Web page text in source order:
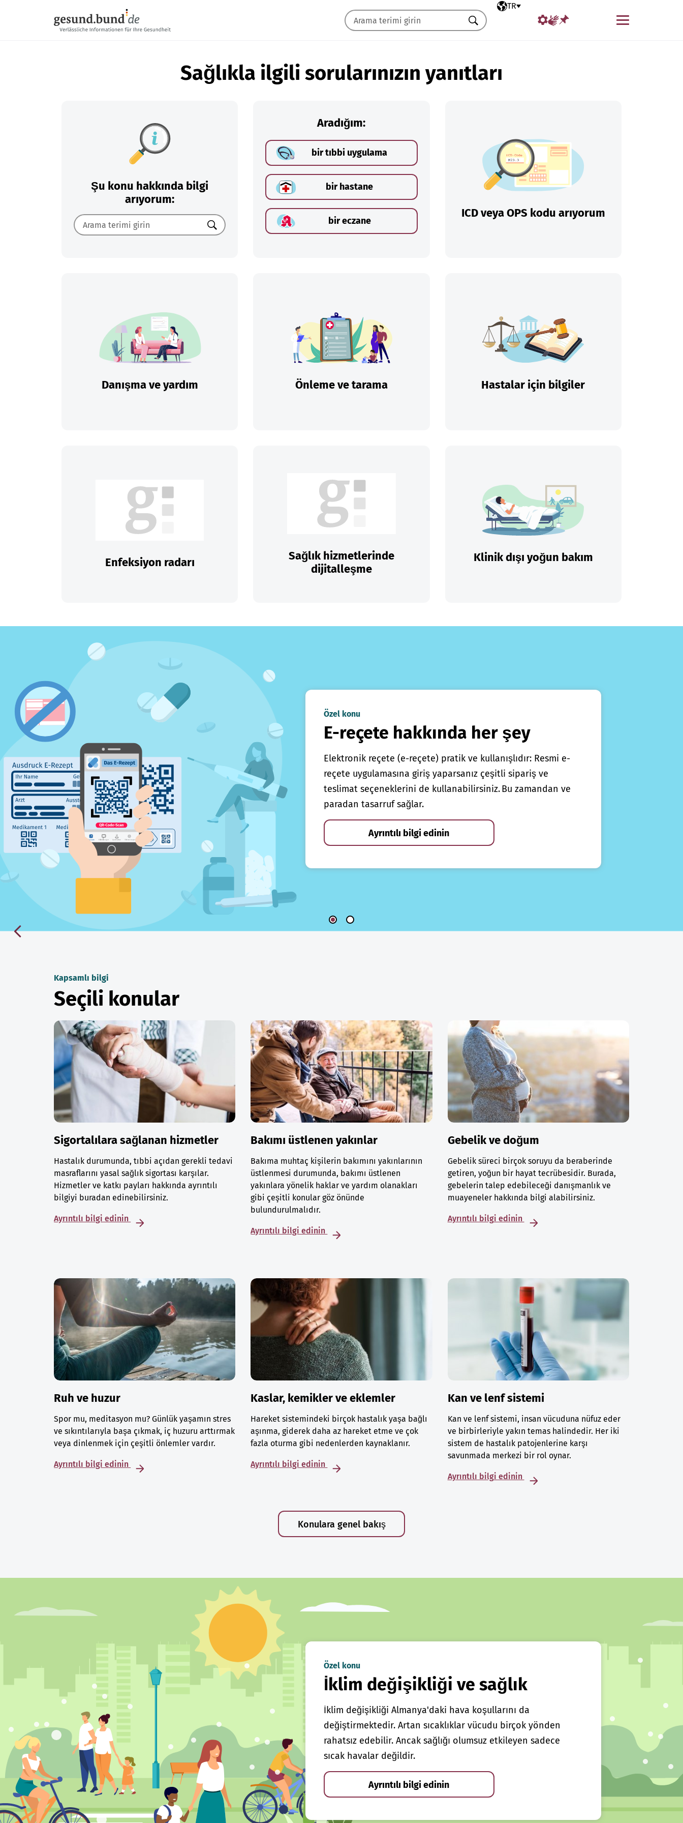
Seçili dil
TR
Menü
Ara
Sağlıkla ilgili sorularınızın yanıtları
Şu konu hakkında bilgi
arıyorum:
Ara
Aradığım:
bir tıbbi uygulama
bir hastane
bir eczane
ICD veya OPS kodu arıyorum
Danışma ve yardım Önleme ve tarama Hastalar için bilgiler
Enfeksiyon radarı
Sağlık hizmetlerinde
dijitalleşme
Klinik dışı yoğun bakım
Özel konu
E-reçete hakkında her şey
Elektronik reçete (e-reçete) pratik ve kullanışlıdır: Resmi e-
reçete uygulamasına giriş yaparsanız çeşitli sipariş ve
teslimat seçeneklerini de kullanabilirsiniz. Bu zamandan ve
paradan tasarruf sağlar.
Ayrıntılı bilgi edinin
Kapsamlı bilgi
Seçili konular
Sigortalılara sağlanan hizmetler
Hastalık durumunda, tıbbi açıdan gerekli tedavi
masraflarını yasal sağlık sigortası karşılar.
Hizmetler ve katkı payları hakkında ayrıntılı
bilgiyi buradan edinebilirsiniz.
Ayrıntılı bilgi edinin
Bakımı üstlenen yakınlar
Bakıma muhtaç kişilerin bakımını yakınlarının
üstlenmesi durumunda, bakımı üstlenen
yakınlara yönelik haklar ve yardım olanakları
gibi çeşitli konular göz önünde
bulundurulmalıdır.
Ayrıntılı bilgi edinin
Gebelik ve doğum
Gebelik süreci birçok soruyu da beraberinde
getiren, yoğun bir hayat tecrübesidir. Burada,
gebelerin talep edebileceği danışmanlık ve
muayeneler hakkında bilgi alabilirsiniz.
Ayrıntılı bilgi edinin
Ruh ve huzur
Spor mu, meditasyon mu? Günlük yaşamın stres
ve sıkıntılarıyla başa çıkmak, iç huzuru arttırmak
veya dinlenmek için çeşitli önlemler vardır.
Ayrıntılı bilgi edinin
Kaslar, kemikler ve eklemler
Hareket sistemindeki birçok hastalık yaşa bağlı
aşınma, giderek daha az hareket etme ve çok
fazla oturma gibi nedenlerden kaynaklanır.
Ayrıntılı bilgi edinin
Kan ve lenf sistemi
Kan ve lenf sistemi, insan vücuduna nüfuz eder
ve birbirleriyle yakın temas halindedir. Her iki
sistem de hastalık patojenlerine karşı
savunmada merkezi bir rol oynar.
Ayrıntılı bilgi edinin
Konulara genel bakış
Özel konu
İklim değişikliği ve sağlık
İklim değişikliği Almanya'daki hava koşullarını da
değiştirmektedir. Artan sıcaklıklar vücudu birçok yönden
rahatsız edebilir. Ancak sağlığı olumsuz etkileyen sadece
sıcak havalar değildir.
Ayrıntılı bilgi edinin